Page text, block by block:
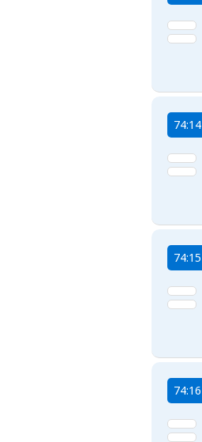
74:14
74:15
74:16